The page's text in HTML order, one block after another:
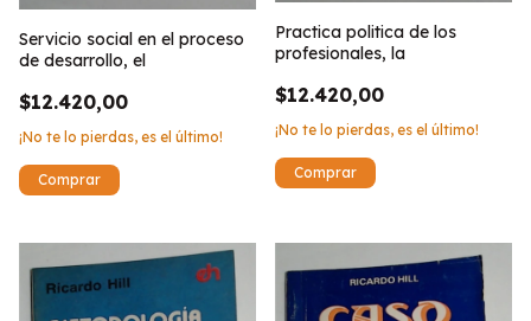
Servicio social en el proceso
de desarrollo, el
$12.420,00
¡No te lo pierdas, es el último!
Practica politica de los
profesionales, la
$12.420,00
¡No te lo pierdas, es el último!